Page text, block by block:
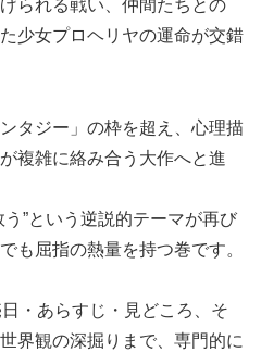
られる戦い、仲間たちとの
少女プロヘリヤの運命が交錯
タジー」の枠を超え、心理描
複雑に絡み合う大作へと進
”という逆説的テーマが再び
も屈指の熱量を持つ巻です。
・あらすじ・見どころ、そ
界観の深掘りまで、専門的に